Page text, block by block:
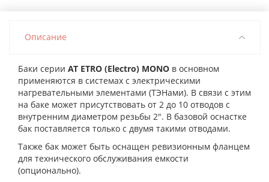
Описание
Баки серии АТ ETRO (Electro) MONO в основном
применяются в системах с электрическими
нагревательными элементами (ТЭНами). В связи с этим
на баке может присутствовать от 2 до 10 отводов с
внутренним диаметром резьбы 2″. В базовой оснастке
бак поставляется только с двумя такими отводами.
Также бак может быть оснащен ревизионным фланцем
для технического обслуживания емкости
(опционально).